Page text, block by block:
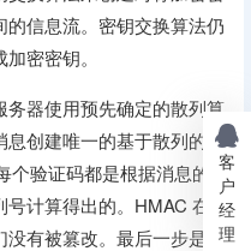
信息流。密钥交换算法仍
密密钥。
器使用预先确定的散列算
创建唯一的基于散列的消
验证码都是根据消息的
计算得出的。HMAC 在
有被篡改。最后一步是验
客
户
经
理